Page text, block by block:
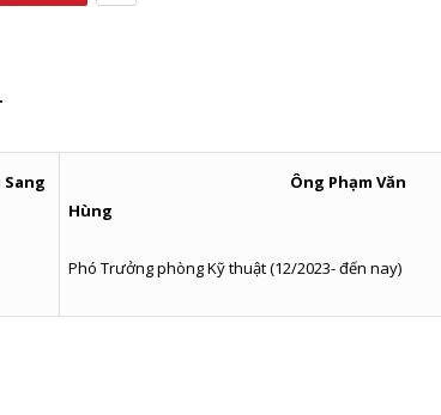
Ông Phạm Văn
Hùng
Phó Trưởng phòng Kỹ thuật (12/2023- đến nay)